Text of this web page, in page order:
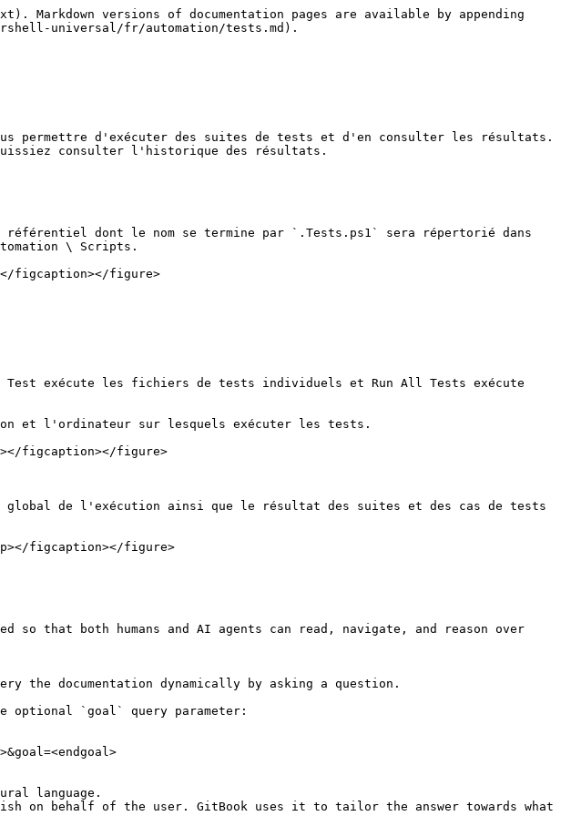
versions of documentation pages are available by appending
universal/fr/automation/tests.md).
permettre d'exécuter des suites de tests et d'en consulter les résultats.
puissiez consulter l'historique des résultats.
dont le nom se termine par `.Tests.ps1` sera répertorié dans
\ Scripts.
figcaption></figure>
Test exécute les fichiers de tests individuels et Run All Tests exécute
et l'ordinateur sur lesquels exécuter les tests.
figcaption></figure>
de l'exécution ainsi que le résultat des suites et des cas de tests
p></figcaption></figure>
so that both humans and AI agents can read, navigate, and reason over
documentation dynamically by asking a question.
optional `goal` query parameter:
language.
on behalf of the user. GitBook uses it to tailor the answer towards what